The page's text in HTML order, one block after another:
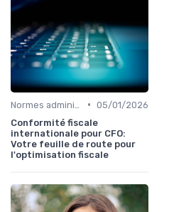
• 05/01/2026
Conformité fiscale
internationale pour CFO:
Votre feuille de route pour
l'optimisation fiscale